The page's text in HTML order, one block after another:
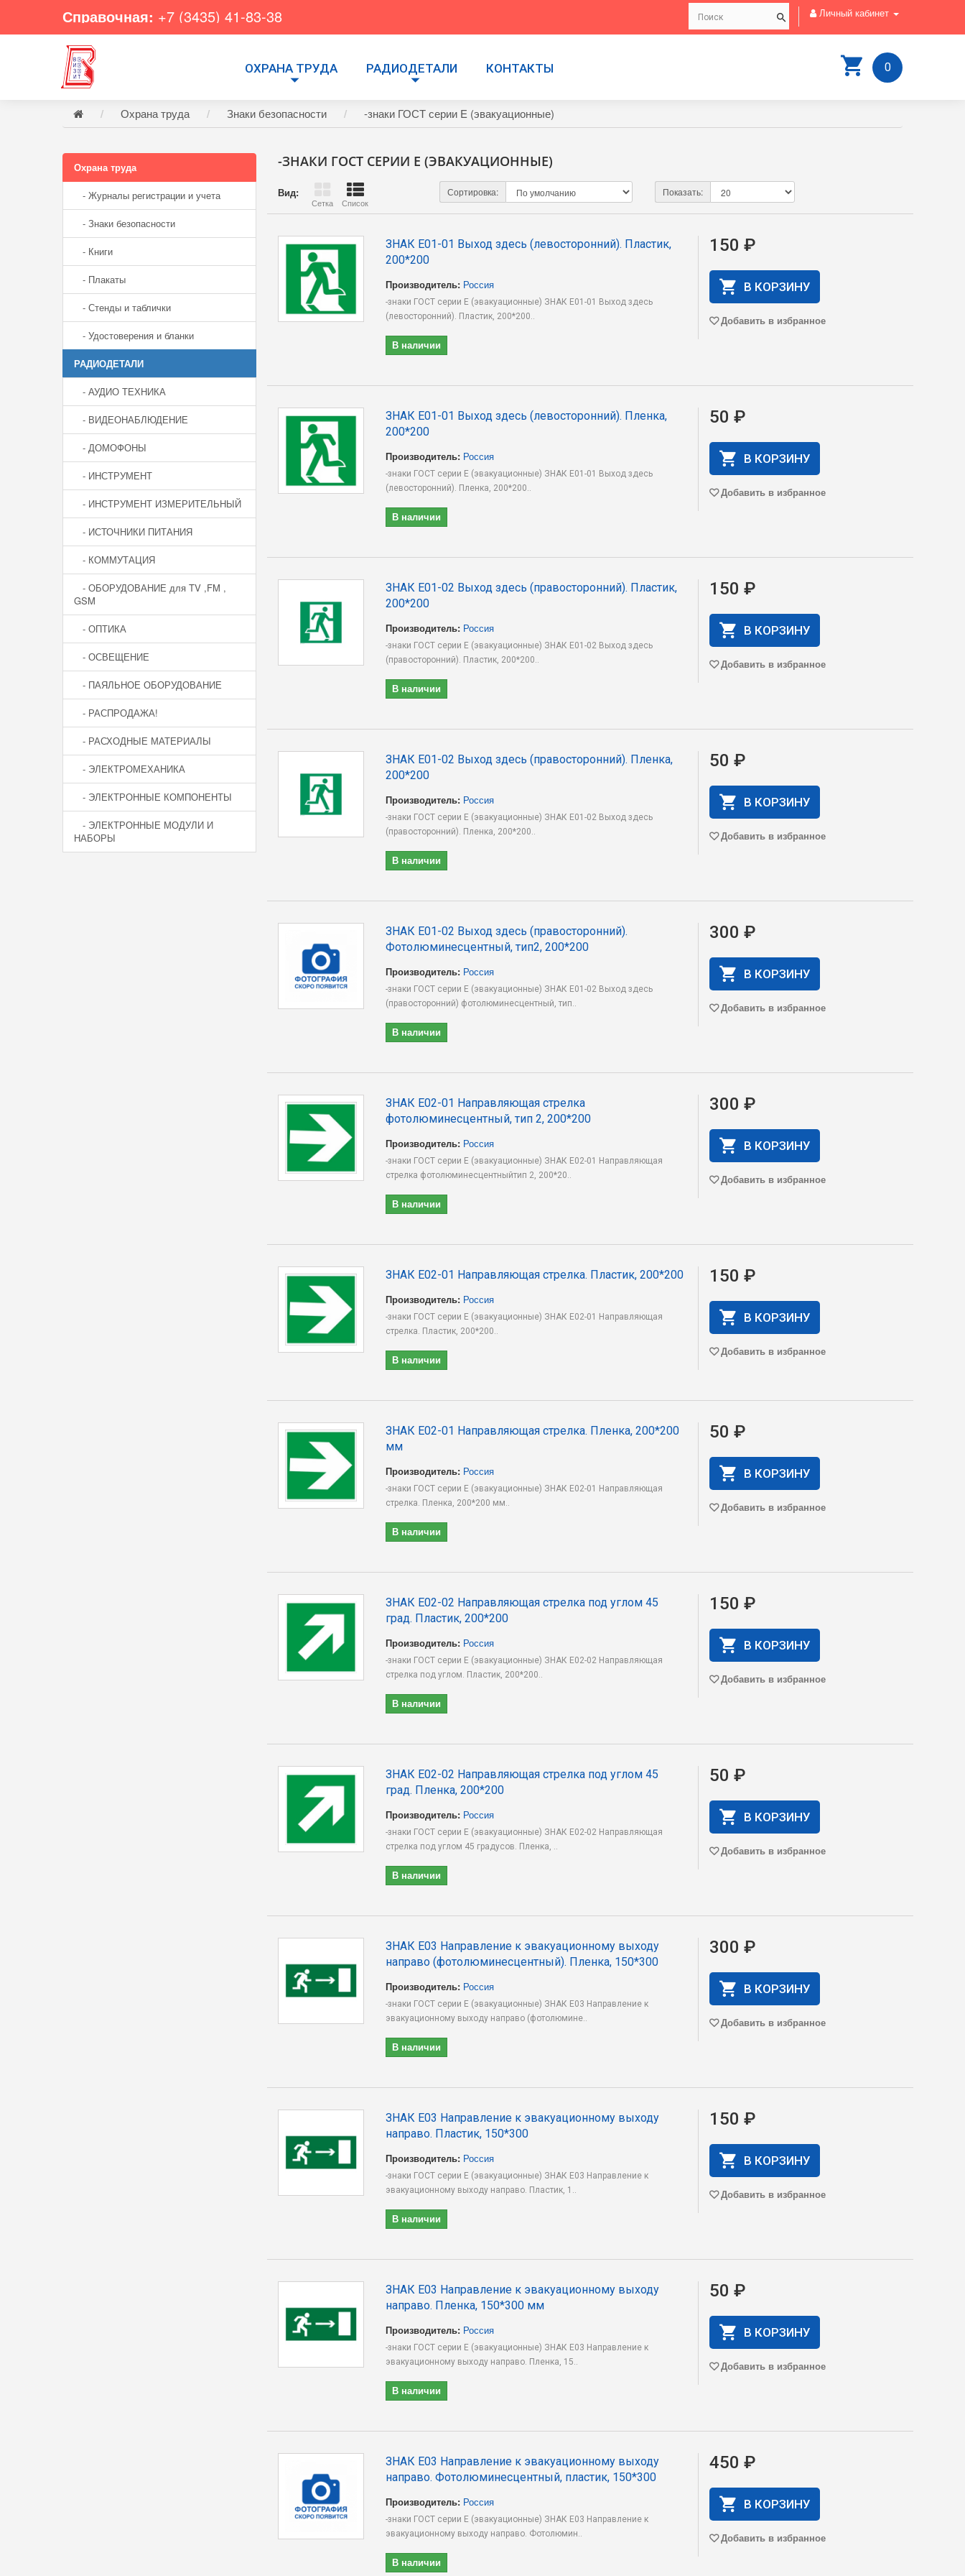
Справочная: +7 (3435) 41-83-38 Личный кабинет
0
ОХРАНА ТРУДА РАДИОДЕТАЛИ КОНТАКТЫ
Охрана труда Знаки безопасности -знаки ГОСТ серии E (эвакуационные)
Охрана труда
- Журналы регистрации и учета
- Знаки безопасности
- Книги
- Плакаты
- Стенды и таблички
- Удостоверения и бланки
РАДИОДЕТАЛИ
- АУДИО ТЕХНИКА
- ВИДЕОНАБЛЮДЕНИЕ
- ДОМОФОНЫ
- ИНСТРУМЕНТ
- ИНСТРУМЕНТ ИЗМЕРИТЕЛЬНЫЙ
- ИСТОЧНИКИ ПИТАНИЯ
- КОММУТАЦИЯ
- ОБОРУДОВАНИЕ для TV ,FM ,
GSM
- ОПТИКА
- ОСВЕЩЕНИЕ
- ПАЯЛЬНОЕ ОБОРУДОВАНИЕ
- РАСПРОДАЖА!
- РАСХОДНЫЕ МАТЕРИАЛЫ
- ЭЛЕКТРОМЕХАНИКА
- ЭЛЕКТРОННЫЕ КОМПОНЕНТЫ
- ЭЛЕКТРОННЫЕ МОДУЛИ И
НАБОРЫ
-ЗНАКИ ГОСТ СЕРИИ E (ЭВАКУАЦИОННЫЕ)
Вид:
Сетка Список
Сортировка: Показать:
ЗНАК E01-01 Выход здесь (левосторонний). Пластик,
200*200
Производитель: Россия
-знаки ГОСТ серии E (эвакуационные) ЗНАК E01-01 Выход здесь
(левосторонний). Пластик, 200*200..
В наличии
150 ₽
В КОРЗИНУ
Добавить в избранное
ЗНАК E01-01 Выход здесь (левосторонний). Пленка,
200*200
Производитель: Россия
-знаки ГОСТ серии E (эвакуационные) ЗНАК E01-01 Выход здесь
(левосторонний). Пленка, 200*200..
В наличии
50 ₽
В КОРЗИНУ
Добавить в избранное
ЗНАК E01-02 Выход здесь (правосторонний). Пластик,
200*200
Производитель: Россия
-знаки ГОСТ серии E (эвакуационные) ЗНАК E01-02 Выход здесь
(правосторонний). Пластик, 200*200..
В наличии
150 ₽
В КОРЗИНУ
Добавить в избранное
ЗНАК E01-02 Выход здесь (правосторонний). Пленка,
200*200
Производитель: Россия
-знаки ГОСТ серии E (эвакуационные) ЗНАК E01-02 Выход здесь
(правосторонний). Пленка, 200*200..
В наличии
50 ₽
В КОРЗИНУ
Добавить в избранное
ЗНАК E01-02 Выход здесь (правосторонний).
Фотолюминесцентный, тип2, 200*200
Производитель: Россия
-знаки ГОСТ серии E (эвакуационные) ЗНАК E01-02 Выход здесь
(правосторонний) фотолюминесцентный, тип..
В наличии
300 ₽
В КОРЗИНУ
Добавить в избранное
ЗНАК E02-01 Направляющая стрелка
фотолюминесцентный, тип 2, 200*200
Производитель: Россия
-знаки ГОСТ серии E (эвакуационные) ЗНАК E02-01 Направляющая
стрелка фотолюминесцентныйтип 2, 200*20..
В наличии
300 ₽
В КОРЗИНУ
Добавить в избранное
ЗНАК E02-01 Направляющая стрелка. Пластик, 200*200
Производитель: Россия
-знаки ГОСТ серии E (эвакуационные) ЗНАК E02-01 Направляющая
стрелка. Пластик, 200*200..
В наличии
150 ₽
В КОРЗИНУ
Добавить в избранное
ЗНАК E02-01 Направляющая стрелка. Пленка, 200*200
мм
Производитель: Россия
-знаки ГОСТ серии E (эвакуационные) ЗНАК E02-01 Направляющая
стрелка. Пленка, 200*200 мм..
В наличии
50 ₽
В КОРЗИНУ
Добавить в избранное
ЗНАК E02-02 Направляющая стрелка под углом 45
град. Пластик, 200*200
Производитель: Россия
-знаки ГОСТ серии E (эвакуационные) ЗНАК E02-02 Направляющая
стрелка под углом. Пластик, 200*200..
В наличии
150 ₽
В КОРЗИНУ
Добавить в избранное
ЗНАК E02-02 Направляющая стрелка под углом 45
град. Пленка, 200*200
Производитель: Россия
-знаки ГОСТ серии E (эвакуационные) ЗНАК E02-02 Направляющая
стрелка под углом 45 градусов. Пленка, ..
В наличии
50 ₽
В КОРЗИНУ
Добавить в избранное
ЗНАК E03 Направление к эвакуационному выходу
направо (фотолюминесцентный). Пленка, 150*300
Производитель: Россия
-знаки ГОСТ серии E (эвакуационные) ЗНАК E03 Направление к
эвакуационному выходу направо (фотолюмине..
В наличии
300 ₽
В КОРЗИНУ
Добавить в избранное
ЗНАК E03 Направление к эвакуационному выходу
направо. Пластик, 150*300
Производитель: Россия
-знаки ГОСТ серии E (эвакуационные) ЗНАК E03 Направление к
эвакуационному выходу направо. Пластик, 1..
В наличии
150 ₽
В КОРЗИНУ
Добавить в избранное
ЗНАК E03 Направление к эвакуационному выходу
направо. Пленка, 150*300 мм
Производитель: Россия
-знаки ГОСТ серии E (эвакуационные) ЗНАК E03 Направление к
эвакуационному выходу направо. Пленка, 15..
В наличии
50 ₽
В КОРЗИНУ
Добавить в избранное
ЗНАК E03 Направление к эвакуационному выходу
направо. Фотолюминесцентный, пластик, 150*300
Производитель: Россия
-знаки ГОСТ серии E (эвакуационные) ЗНАК E03 Направление к
эвакуационному выходу направо. Фотолюмин..
В наличии
450 ₽
В КОРЗИНУ
Добавить в избранное